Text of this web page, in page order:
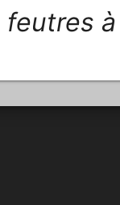
feutres